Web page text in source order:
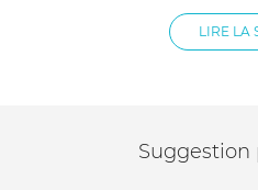
Poids du châssis Environ 9
Dimension plié
Accessoires inclus Sac à
LIRE LA
Suggestion